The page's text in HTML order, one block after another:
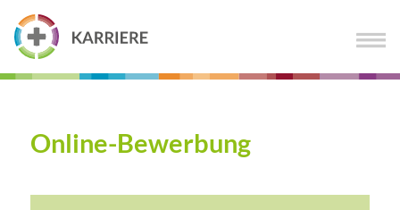
Online-Bewerbung